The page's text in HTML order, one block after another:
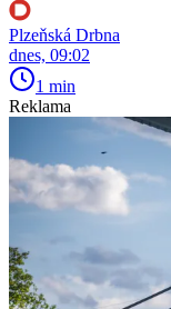
Plzeňská Drbna
dnes, 09:02
1 min
Reklama